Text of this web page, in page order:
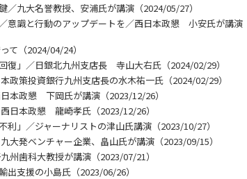
九大名誉教授、安浦氏が講演（2024/05/27）
意識と行動のアップデートを／西日本政懇 小安氏が講演
（2024/04/24）
」／日銀北九州支店長 寺山大右氏（2024/02/29）
策投資銀行九州支店長の水木祐一氏（2024/02/29）
政懇 下岡氏が講演（2023/12/26）
日本政懇 龍崎孝氏（2023/12/26）
」／ジャーナリストの津山氏講演（2023/10/27）
発ベンチャー企業、畠山氏が講演（2023/09/15）
歯科大教授が講演（2023/07/21）
支援の小島氏（2023/06/26）